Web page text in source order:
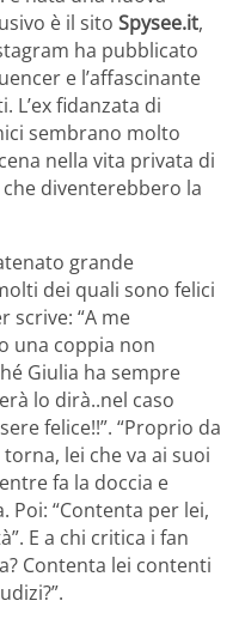
è il sito Spysee.it,
ha pubblicato
e l’affascinante
L’ex fidanzata di
sembrano molto
nella vita privata di
diventerebbero la
grande
dei quali sono felici
scrive: “A me
una coppia non
Giulia ha sempre
lo dirà..nel caso
felice!!”. “Proprio da
lei che va ai suoi
fa la doccia e
Poi: “Contenta per lei,
E a chi critica i fan
Contenta lei contenti